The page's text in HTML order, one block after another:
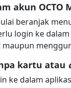
akun OCTO
beranjak
login ke
maupun
kartu atau
ke dalam